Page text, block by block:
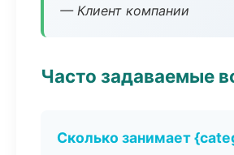
— Клиент компании
Часто задаваемые
Сколько занимает